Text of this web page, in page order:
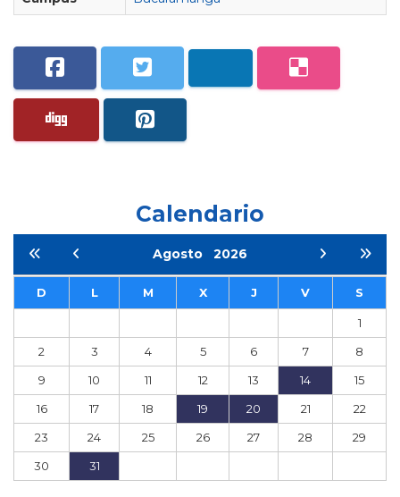
Calendario
Agosto 2026
D L M X J V S
1
2
3 4 5 6 7
8
9
10 11 12 13 14
15
16
17 18 19 20 21
22
23
24 25 26 27 28
29
30
31